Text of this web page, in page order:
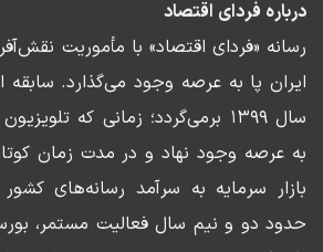
درباره فردای اقتصاد
رسانه «فردای اقتصاد» با مأموریت
ایران پا به عرصه وجود می‌گذارد. سابقه
سال ۱۳۹۹ برمی‌گردد؛ زمانی که
به عرصه وجود نهاد و در مدت زمان
بازار سرمایه به سرآمد رسانه‌های